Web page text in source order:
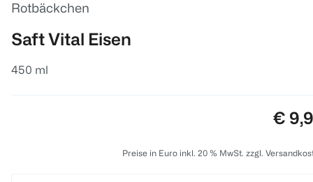
Rotbäckchen
Saft Vital Eisen
450 ml
€
Preise in Euro inkl. 20 % MwSt. zzgl.